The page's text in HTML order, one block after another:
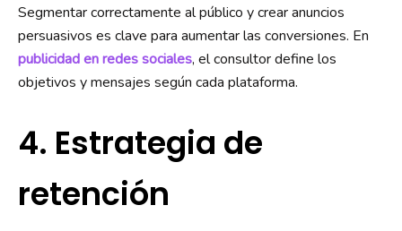
Segmentar correctamente al público y crear anuncios
persuasivos es clave para aumentar las conversiones. En
publicidad en redes sociales, el consultor define los
objetivos y mensajes según cada plataforma.
4. Estrategia de
retención